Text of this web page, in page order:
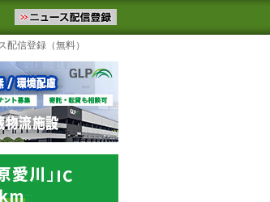
ます。物流ニュースメール配信を登録す
よく見るテーマ
配信登録（無料）